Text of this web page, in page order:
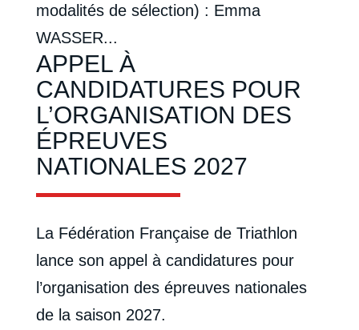
modalités de sélection) : Emma
WASSER...
APPEL À
CANDIDATURES POUR
L’ORGANISATION DES
ÉPREUVES
NATIONALES 2027
La Fédération Française de Triathlon
lance son appel à candidatures pour
l’organisation des épreuves nationales
de la saison 2027.